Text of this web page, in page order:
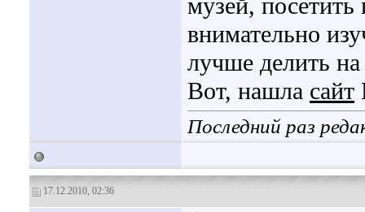
музей,
внимательно
лучше делить
Вот, нашла сайт
Последний раз
17.12.2010, 02:36